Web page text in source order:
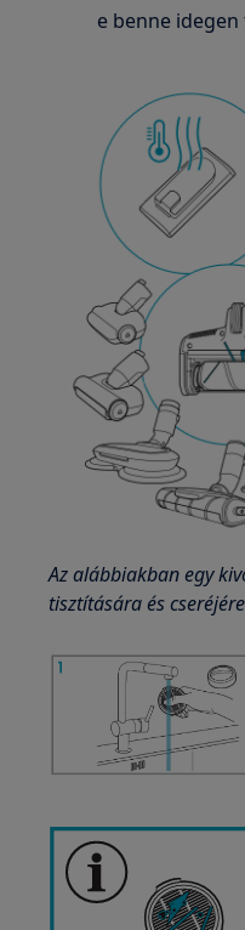
e benne
Az alábbiakban egy
tisztítására és